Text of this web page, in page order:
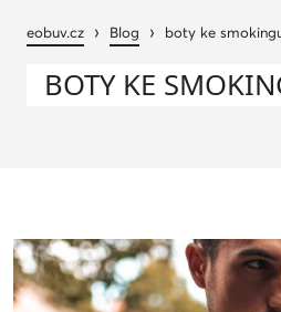
eobuv.cz › Blog › boty ke
BOTY KE